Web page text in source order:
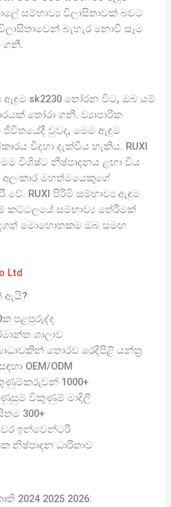
සම්භාව්‍ය විලාසිතාවක් බවට
බැහැර නොවී සෑම
ගනී.
ඇඳුම sk2230 තෝරන විට, ඔබ යම්
තෝරා ගනී. ව්‍යාපාරික
වුවද, මෙම ඇඳුම
විදහා දැක්විය හැකිය. RUXI
විශිෂ්ට නිෂ්පාදනය ළඟා විය
මහත්මයෙකුගේ
RUXI පිරිමි සම්භාව්‍ය ඇඳුම
කට්ටලයේ සම්භාව්‍ය තේරීමක්
මොහොතකම ඔබ සමඟ
Ltd
ඇයි?
පළපුරුද්ද
ශාලාව
බාධාවකින් තොරව රෙදිපිළි යන්ත්‍ර
OEM/ODM
1000+
විකුණුම් මාදිලි
300+
ඉන්වෙන්ටරි
නිෂ්පාදන ධාරිතාව
2025 2026: